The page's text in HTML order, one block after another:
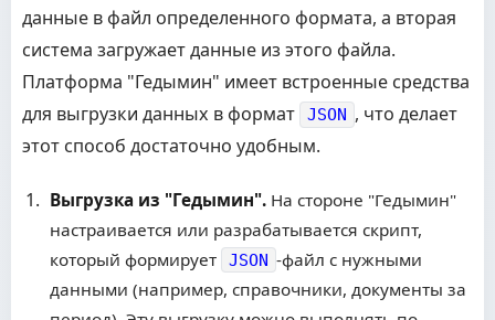
данные в файл определенного формата, а вторая
система загружает данные из этого файла.
Платформа "Гедымин" имеет встроенные средства
для выгрузки данных в формат
JSON , что делает
этот способ достаточно удобным.
Выгрузка из "Гедымин". На стороне "Гедымин"
настраивается или разрабатывается скрипт,
который формирует
JSON -файл с нужными
данными (например, справочники, документы за